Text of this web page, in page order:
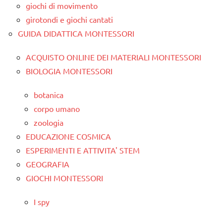
giochi di movimento
girotondi e giochi cantati
GUIDA DIDATTICA MONTESSORI
ACQUISTO ONLINE DEI MATERIALI MONTESSORI
BIOLOGIA MONTESSORI
botanica
corpo umano
zoologia
EDUCAZIONE COSMICA
ESPERIMENTI E ATTIVITA' STEM
GEOGRAFIA
GIOCHI MONTESSORI
I spy